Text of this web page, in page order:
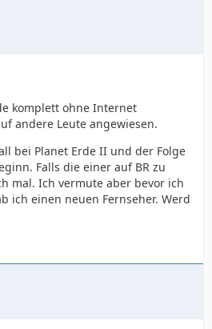
komplett ohne Internet
andere Leute angewiesen.
bei Planet Erde II und der Folge
Falls die einer auf BR zu
mal. Ich vermute aber bevor ich
ich einen neuen Fernseher. Werd